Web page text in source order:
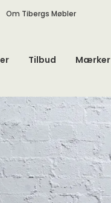
Om Tibergs Møbler
Tilbud Mærker